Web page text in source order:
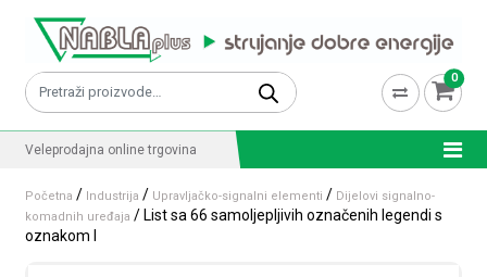
Pretraži: 0
Veleprodajna online trgovina
Početna / Industrija / Upravljačko-signalni elementi / Dijelovi signalno-
komadnih uređaja / List sa 66 samoljepljivih označenih legendi s
oznakom I